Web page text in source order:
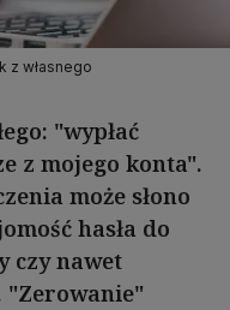
z własnego
"wypłać
z mojego konta".
może słono
hasła do
czy nawet
"Zerowanie"